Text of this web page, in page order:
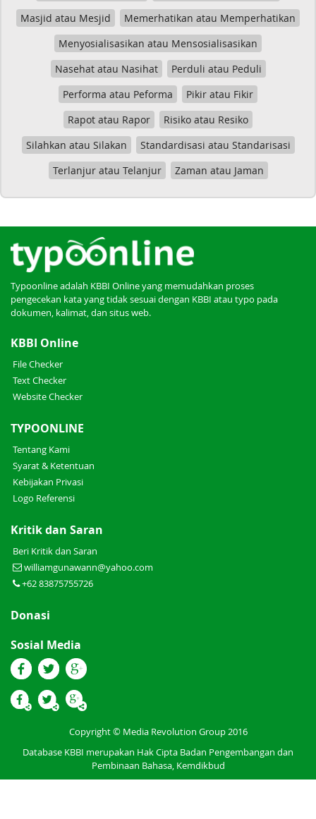
Masjid atau Mesjid
Memerhatikan atau Memperhatikan
Menyosialisasikan atau Mensosialisasikan
Nasehat atau Nasihat
Perduli atau Peduli
Performa atau Peforma
Pikir atau Fikir
Rapot atau Rapor
Risiko atau Resiko
Silahkan atau Silakan
Standardisasi atau Standarisasi
Terlanjur atau Telanjur
Zaman atau Jaman
Typoonline adalah KBBI Online yang memudahkan proses
pengecekan kata yang tidak sesuai dengan KBBI atau typo pada
dokumen, kalimat, dan situs web.
KBBI Online
File Checker
Text Checker
Website Checker
TYPOONLINE
Tentang Kami
Syarat & Ketentuan
Kebijakan Privasi
Logo Referensi
Kritik dan Saran
Beri Kritik dan Saran
williamgunawann@yahoo.com
+62 83875755726
Donasi
Sosial Media
Copyright © Media Revolution Group 2016
Database KBBI merupakan Hak Cipta Badan Pengembangan dan
Pembinaan Bahasa, Kemdikbud